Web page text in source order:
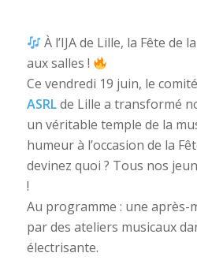
À l’IJA de Lille, la Fête de
aux salles !
Ce vendredi 19 juin, le
ASRLde Lille a transformé
un véritable temple de la
humeur à l’occasion de la
devinez quoi ? Tous nos
!
Au programme : une après-
par des ateliers musicaux
électrisante.